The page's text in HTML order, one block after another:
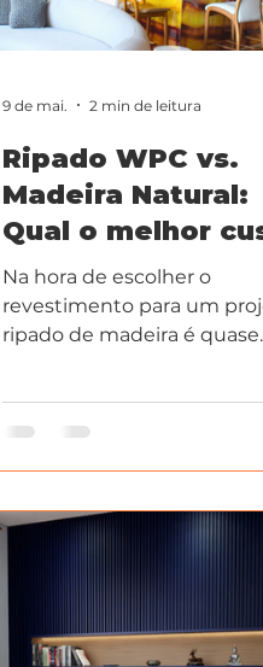
Ripado WPC vs.
Madeira Natural:
Qual o melhor
benefício para sua
reforma?
Na hora de escolher o
revestimento para um
ripado de madeira é quase
custo elevado e a
feito muitos profissionais e
clientes migrarem para o
9 de mai. 2 min de leitura